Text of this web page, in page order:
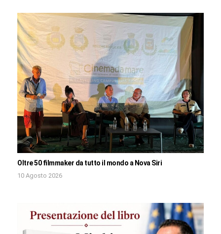
Oltre 50 filmmaker da tutto il mondo a Nova Siri
10 Agosto 2026